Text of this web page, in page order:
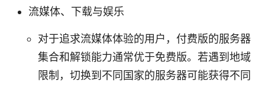
流媒体、下载与娱乐
对于追求流媒体体验的用户，付费版的服务器
集合和解锁能力通常优于免费版。若遇到地域
限制，切换到不同国家的服务器可能获得不同